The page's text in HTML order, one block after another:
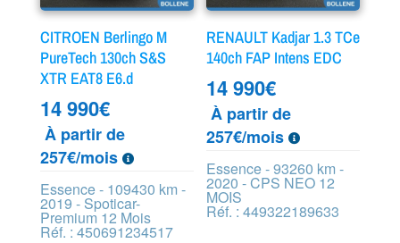
CITROEN Berlingo M
PureTech 130ch S&S
XTR EAT8 E6.d
14 990€
À partir de
257€/mois
Essence - 109430 km -
2019 - Spoticar-
Premium 12 Mois
Réf. : 450691234517
RENAULT Kadjar 1.3 TCe
140ch FAP Intens EDC
14 990€
À partir de
257€/mois
Essence - 93260 km -
2020 - CPS NEO 12
MOIS
Réf. : 449322189633